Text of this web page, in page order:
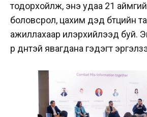
тодорхойлж, энэ удаа 21
боловсрол, цахим дэд бүтцийн
ажиллахаар илэрхийлээд буй.
үр дүнтэй явагдана гэдэгт